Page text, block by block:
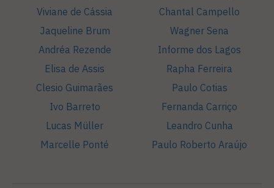
Viviane de Cássia
Jaqueline Brum
Andréa Rezende
Elisa de Assis
Clesio Guimarães
Ivo Barreto
Lucas Müller
Marcelle Ponté
Chantal Campello
Wagner Sena
Informe dos Lagos
Rapha Ferreira
Paulo Cotias
Fernanda Carriço
Leandro Cunha
Paulo Roberto Araújo